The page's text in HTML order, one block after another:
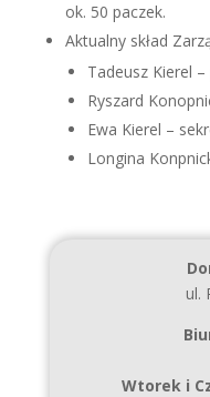
ok. 50 paczek.
Aktualny skład
Tadeusz Kierel –
Ryszard
Ewa Kierel –
Longina
ul.
Wtorek i